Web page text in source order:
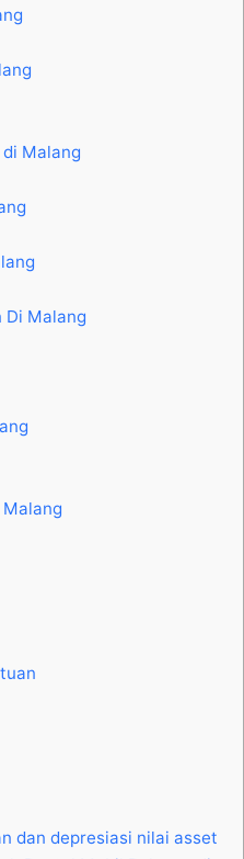
Malang
Di Malang
dan depresiasi nilai asset